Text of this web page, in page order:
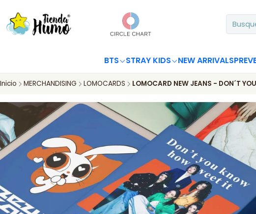
BTS STRAY KIDS NEW ARRIVALS
Inicio MERCHANDISING LOMOCARDS LOMOCARD NEW JEANS - DON´T